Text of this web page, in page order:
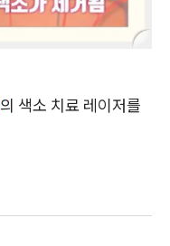
의 색소 치료 레이저를